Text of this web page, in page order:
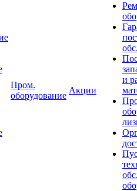
Пром.
оборудование
Акции
и